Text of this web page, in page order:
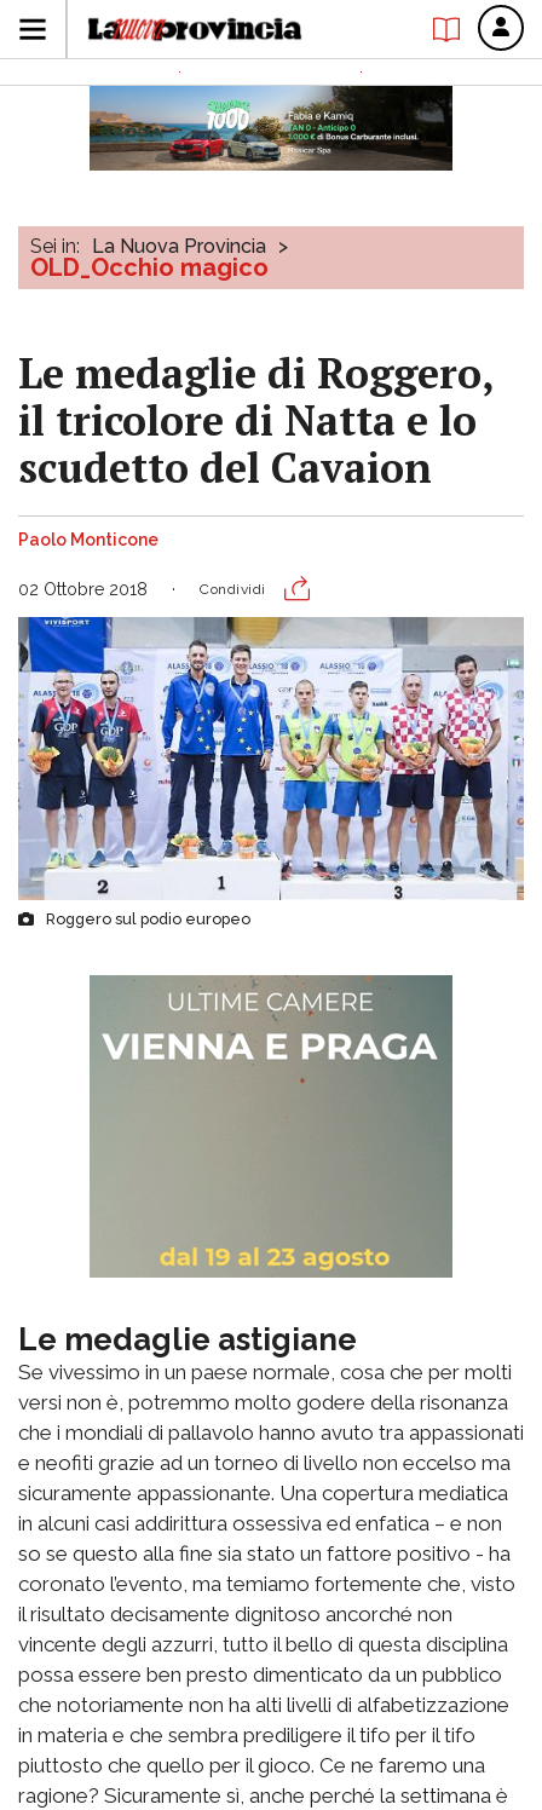
Sei in: La Nuova Provincia >
OLD_Occhio magico
Le medaglie di Roggero,
il tricolore di Natta e lo
scudetto del Cavaion
Paolo Monticone
02 Ottobre 2018 Condividi
Roggero sul podio europeo
Le medaglie astigiane
Se vivessimo in un paese normale, cosa che per molti
versi non è, potremmo molto godere della risonanza
che i mondiali di pallavolo hanno avuto tra appassionati
e neofiti grazie ad un torneo di livello non eccelso ma
sicuramente appassionante. Una copertura mediatica
in alcuni casi addirittura ossessiva ed enfatica – e non
so se questo alla fine sia stato un fattore positivo - ha
coronato l’evento, ma temiamo fortemente che, visto
il risultato decisamente dignitoso ancorché non
vincente degli azzurri, tutto il bello di questa disciplina
possa essere ben presto dimenticato da un pubblico
che notoriamente non ha alti livelli di alfabetizzazione
in materia e che sembra prediligere il tifo per il tifo
piuttosto che quello per il gioco. Ce ne faremo una
ragione? Sicuramente sì, anche perché la settimana è